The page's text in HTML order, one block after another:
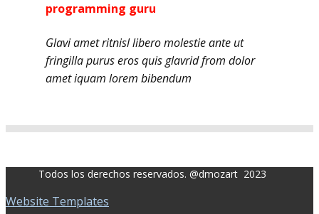
programming guru
Glavi amet ritnisl libero molestie ante ut
fringilla purus eros quis glavrid from dolor
amet iquam lorem bibendum
Todos los derechos reservados. @dmozart 2023
Website Templates